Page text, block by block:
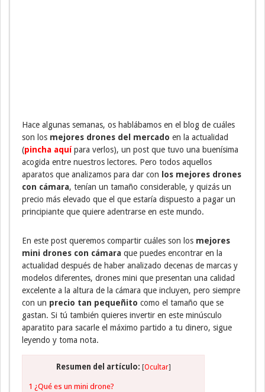
Hace algunas semanas, os hablábamos en el blog de cuáles
son los mejores drones del mercado en la actualidad
(pincha aquí para verlos), un post que tuvo una buenísima
acogida entre nuestros lectores. Pero todos aquellos
aparatos que analizamos para dar con
los mejores drones
con cámara, tenían un tamaño considerable, y quizás un
precio más elevado que el que estaría dispuesto a pagar un
principiante que quiere adentrarse en este mundo.
En este post queremos compartir cuáles son los mejores
mini drones con cámara que puedes encontrar en la
actualidad después de haber analizado decenas de marcas y
modelos diferentes, drones mini que presentan una calidad
excelente a la altura de la cámara que incluyen, pero siempre
con un precio tan pequeñito como el tamaño que se
gastan. Si tú también quieres invertir en este minúsculo
aparatito para sacarle el máximo partido a tu dinero, sigue
leyendo y toma nota.
Resumen del artículo: [Ocultar]
1 ¿Qué es un mini drone?